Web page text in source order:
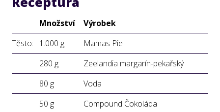
Množství
Výrobek
Těsto:
1.000 g
Mamas Pie
280 g
Zeelandia margarín-pekařský
80 g
Voda
50 g
Compound Čokoláda